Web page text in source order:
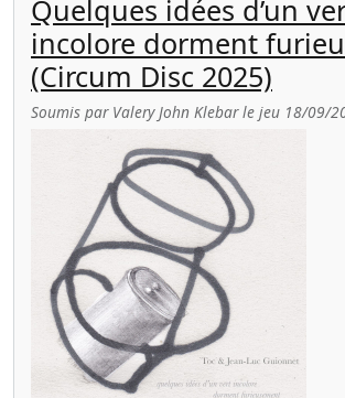
Quelques idées d’un
incolore dorment
(Circum Disc 2025)
Soumis par Valery John Klebarle jeu 18/09/